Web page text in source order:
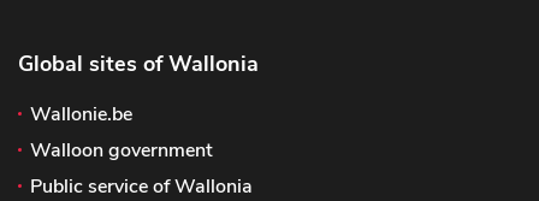
Global sites of Wallonia
Wallonie.be
Walloon government
Public service of Wallonia